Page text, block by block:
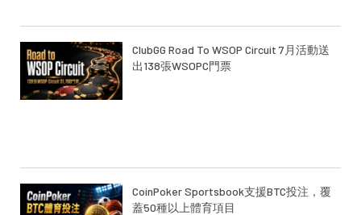
ClubGG Road To WSOP Circuit 7月活動送
出138張WSOPC門票
CoinPoker Sportsbook支援BTC投注，覆
蓋50種以上體育項目